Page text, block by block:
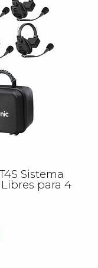
Sistema
para 4